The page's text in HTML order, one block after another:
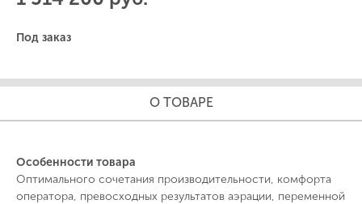
Под заказ
О ТОВАРЕ
Особенности товара
Оптимального сочетания производительности, комфорта
оператора, превосходных результатов аэрации, переменной